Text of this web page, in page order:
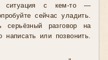
ситуация с кем-то —
сейчас уладить.
серьёзный разговор на
написать или позвонить.